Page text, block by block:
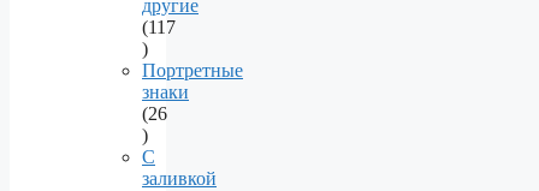
другие
117
117
products
Портретные
знаки
26
26
products
С
заливкой